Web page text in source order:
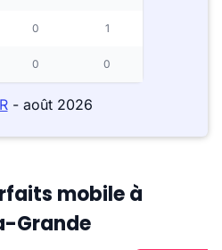
0 1
0 0
- août 2026
mobile à
Grande